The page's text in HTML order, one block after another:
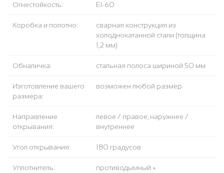
Огнестойкость: EI-60
Коробка и полотно:
сварная конструкция из
холоднокатанной стали (толщина
1,2 мм)
Обналичка: стальная полоса шириной 50 мм
Изготовление вашего
размера:
возможен любой размер
Направление
открывания:
левое / правое, наружнее /
внутреннее
Угол открывания: 180 градусов
Уплотнитель:
противодымный +